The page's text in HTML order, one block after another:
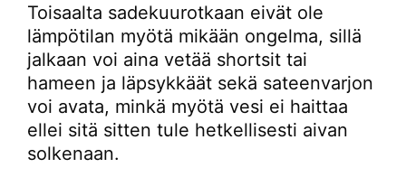
Toisaalta sadekuurotkaan eivät ole
lämpötilan myötä mikään ongelma, sillä
jalkaan voi aina vetää shortsit tai
hameen ja läpsykkäät sekä sateenvarjon
voi avata, minkä myötä vesi ei haittaa
ellei sitä sitten tule hetkellisesti aivan
solkenaan.